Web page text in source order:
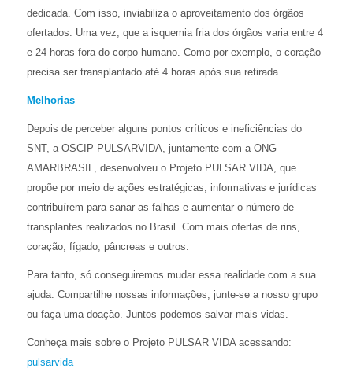
dedicada. Com isso, inviabiliza o aproveitamento dos órgãos
ofertados. Uma vez, que a isquemia fria dos órgãos varia entre 4
e 24 horas fora do corpo humano. Como por exemplo, o coração
precisa ser transplantado até 4 horas após sua retirada.
Melhorias
Depois de perceber alguns pontos críticos e ineficiências do
SNT, a OSCIP PULSARVIDA, juntamente com a ONG
AMARBRASIL, desenvolveu o Projeto PULSAR VIDA, que
propõe por meio de ações estratégicas, informativas e jurídicas
contribuírem para sanar as falhas e aumentar o número de
transplantes realizados no Brasil. Com mais ofertas de rins,
coração, fígado, pâncreas e outros.
Para tanto, só conseguiremos mudar essa realidade com a sua
ajuda. Compartilhe nossas informações, junte-se a nosso grupo
ou faça uma doação. Juntos podemos salvar mais vidas.
Conheça mais sobre o Projeto PULSAR VIDA acessando:
pulsarvida